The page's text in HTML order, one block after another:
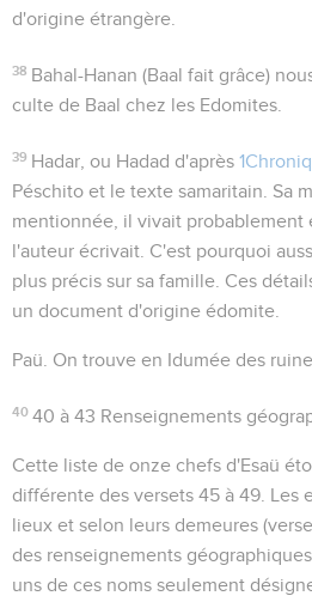
d'origine étrangère.
38 Bahal-Hanan (Baal fait grâce)
culte de Baal chez les Edomites.
39 Hadar , ou Hadad d'après
Péschito et le texte samaritain. Sa
mentionnée, il vivait probablement
l'auteur écrivait. C'est pourquoi
plus précis sur sa famille. Ces
un document d'origine édomite.
Paü . On trouve en Idumée des
40 40 à 43 Renseignements
Cette liste de onze chefs d'Esaü
différente des versets 45 à 49. Les
lieux et selon leurs demeures
des renseignements
uns de ces noms seulement